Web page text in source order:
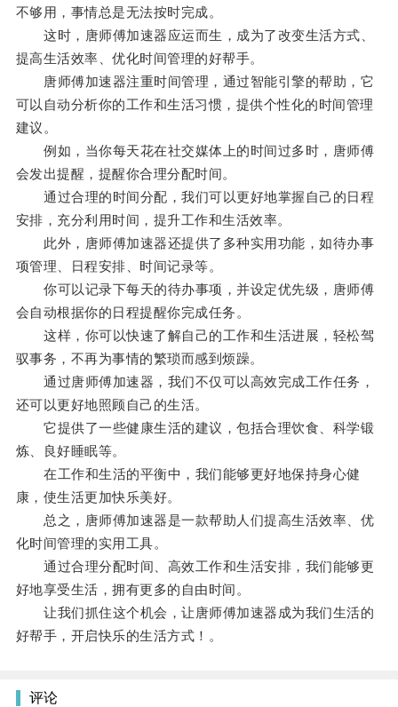
不够用，事情总是无法按时完成。
这时，唐师傅加速器应运而生，成为了改变生活方式、
提高生活效率、优化时间管理的好帮手。
唐师傅加速器注重时间管理，通过智能引擎的帮助，它
可以自动分析你的工作和生活习惯，提供个性化的时间管理
建议。
例如，当你每天花在社交媒体上的时间过多时，唐师傅
会发出提醒，提醒你合理分配时间。
通过合理的时间分配，我们可以更好地掌握自己的日程
安排，充分利用时间，提升工作和生活效率。
此外，唐师傅加速器还提供了多种实用功能，如待办事
项管理、日程安排、时间记录等。
你可以记录下每天的待办事项，并设定优先级，唐师傅
会自动根据你的日程提醒你完成任务。
这样，你可以快速了解自己的工作和生活进展，轻松驾
驭事务，不再为事情的繁琐而感到烦躁。
通过唐师傅加速器，我们不仅可以高效完成工作任务，
还可以更好地照顾自己的生活。
它提供了一些健康生活的建议，包括合理饮食、科学锻
炼、良好睡眠等。
在工作和生活的平衡中，我们能够更好地保持身心健
康，使生活更加快乐美好。
总之，唐师傅加速器是一款帮助人们提高生活效率、优
化时间管理的实用工具。
通过合理分配时间、高效工作和生活安排，我们能够更
好地享受生活，拥有更多的自由时间。
让我们抓住这个机会，让唐师傅加速器成为我们生活的
好帮手，开启快乐的生活方式！。
评论